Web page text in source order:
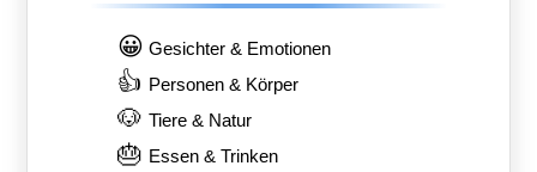
😀 Gesichter & Emotionen
👍 Personen & Körper
🐶 Tiere & Natur
🎂 Essen & Trinken